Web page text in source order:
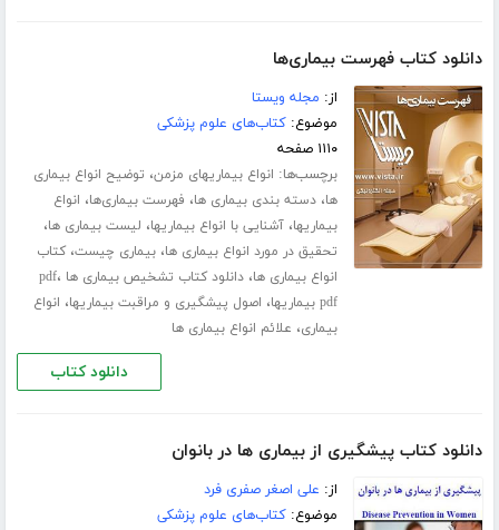
دانلود کتاب فهرست بیماری‌ها
از: مجله ویستا
موضوع:کتاب‌های علوم پزشکی
۱۱۱۰ صفحه
برچسب‌ها: انواع بیماریهای مزمن، توضیح انواع بیماری
ها،دسته بندی بیماری ها، فهرست بیماری‌ها، انواع
بیماریها،آشنایی با انواع بیماریها، لیست بیماری ها،
تحقیق در مورد انواع بیماری ها،بیماری چیست،کتاب
انواع بیماری ها،دانلود کتاب تشخیص بیماری ها pdf ،
pdf بیماریها ، اصول پیشگیری و مراقبت بیماریها، انواع
بیماری، علائم انواع بیماری ها
دانلود کتاب
دانلود کتاب پیشگیری از بیماری ها در بانوان
از: علی اصغر صفری فرد
موضوع:کتاب‌های علوم پزشکی